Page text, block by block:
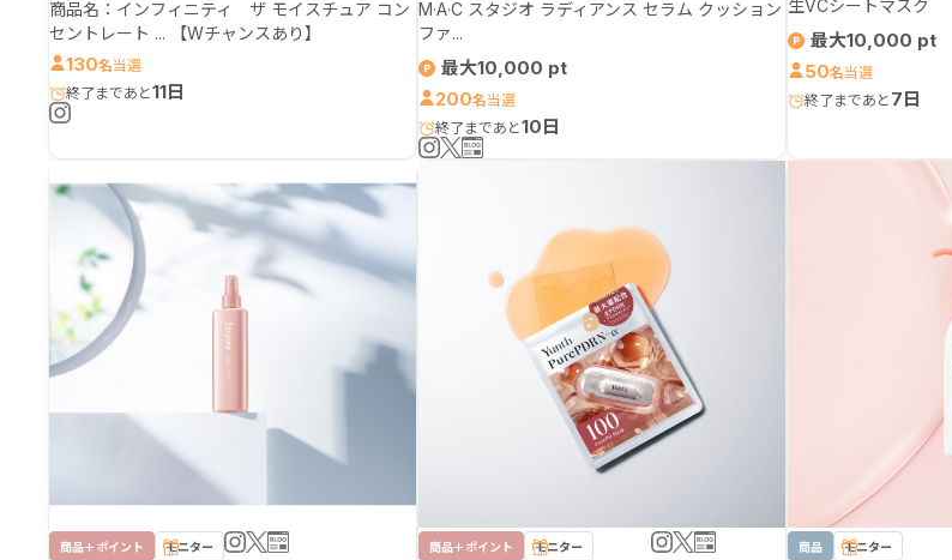
商品名：インフィニティ ザ モイスチュア コン
セントレート ...
【Wチャンスあり】
130名
11日
M·A·C スタジオ ラディアンス セラム クッション
ファ...
最大10,000
200名
10日
生VCシートマスク
最大10,000
50名
7日
商品＋ポイント モニター 商品＋ポイント モニター 商品 モニター